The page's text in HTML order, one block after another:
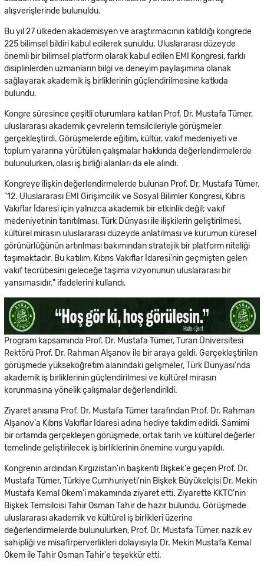
alışverişlerinde bulunuldu.
Bu yıl 27 ülkeden akademisyen ve araştırmacının katıldığı kongrede
225 bilimsel bildiri kabul edilerek sunuldu. Uluslararası düzeyde
önemli bir bilimsel platform olarak kabul edilen EMI Kongresi, farklı
disiplinlerden uzmanların bilgi ve deneyim paylaşımına olanak
sağlayarak akademik iş birliklerinin güçlendirilmesine katkıda
bulundu.
Kongre süresince çeşitli oturumlara katılan Prof. Dr. Mustafa Tümer,
uluslararası akademik çevrelerin temsilcileriyle görüşmeler
gerçekleştirdi. Görüşmelerde eğitim, kültür, vakıf medeniyeti ve
toplum yararına yürütülen çalışmalar hakkında değerlendirmelerde
bulunulurken, olası iş birliği alanları da ele alındı.
Kongreye ilişkin değerlendirmelerde bulunan Prof. Dr. Mustafa Tümer,
"12. Uluslararası EMI Girişimcilik ve Sosyal Bilimler Kongresi, Kıbrıs
Vakıflar İdaresi için yalnızca akademik bir etkinlik değil; vakıf
medeniyetinin tanıtılması, Türk Dünyası ile ilişkilerin geliştirilmesi,
kültürel mirasın uluslararası düzeyde anlatılması ve kurumun küresel
görünürlüğünün artırılması bakımından stratejik bir platform niteliği
taşımaktadır. Bu katılım, Kıbrıs Vakıflar İdaresi'nin geçmişten gelen
vakıf tecrübesini geleceğe taşıma vizyonunun uluslararası bir
yansımasıdır." ifadelerini kullandı.
Program kapsamında Prof. Dr. Mustafa Tümer, Turan Üniversitesi
Rektörü Prof. Dr. Rahman Alşanov ile bir araya geldi. Gerçekleştirilen
görüşmede yükseköğretim alanındaki gelişmeler, Türk Dünyası'nda
akademik iş birliklerinin güçlendirilmesi ve kültürel mirasın
korunmasına yönelik çalışmalar değerlendirildi.
Ziyaret anısına Prof. Dr. Mustafa Tümer tarafından Prof. Dr. Rahman
Alşanov'a Kıbrıs Vakıflar İdaresi adına hediye takdim edildi. Samimi
bir ortamda gerçekleşen görüşmede, ortak tarih ve kültürel değerler
temelinde geliştirilecek iş birliklerinin önemine vurgu yapıldı.
Kongrenin ardından Kırgızistan'ın başkenti Bişkek'e geçen Prof. Dr.
Mustafa Tümer, Türkiye Cumhuriyeti'nin Bişkek Büyükelçisi Dr. Mekin
Mustafa Kemal Ökem'i makamında ziyaret etti. Ziyarette KKTC'nin
Bişkek Temsilcisi Tahir Osman Tahir de hazır bulundu. Görüşmede
uluslararası akademik ve kültürel iş birlikleri üzerine
değerlendirmelerde bulunulurken, Prof. Dr. Mustafa Tümer, nazik ev
sahipliği ve misafirperverlikleri dolayısıyla Dr. Mekin Mustafa Kemal
Ökem ile Tahir Osman Tahir'e teşekkür etti.